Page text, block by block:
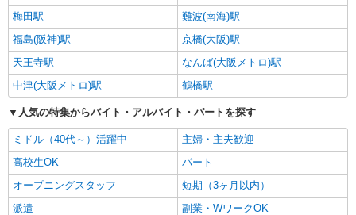
梅田駅
難波(南海)駅
福島(阪神)駅
京橋(大阪)駅
天王寺駅
なんば(大阪メトロ)駅
中津(大阪メトロ)駅
鶴橋駅
人気の特集からバイト・アルバイト・パートを探す
ミドル（40代～）活躍中
主婦・主夫歓迎
高校生OK
パート
オープニングスタッフ
短期（3ヶ月以内）
派遣
副業・WワークOK